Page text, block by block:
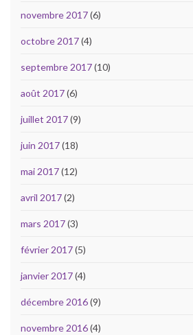
novembre 2017(6)
octobre 2017(4)
septembre 2017(10)
août 2017(6)
juillet 2017(9)
juin 2017(18)
mai 2017(12)
avril 2017(2)
mars 2017(3)
février 2017(5)
janvier 2017(4)
décembre 2016(9)
novembre 2016(4)